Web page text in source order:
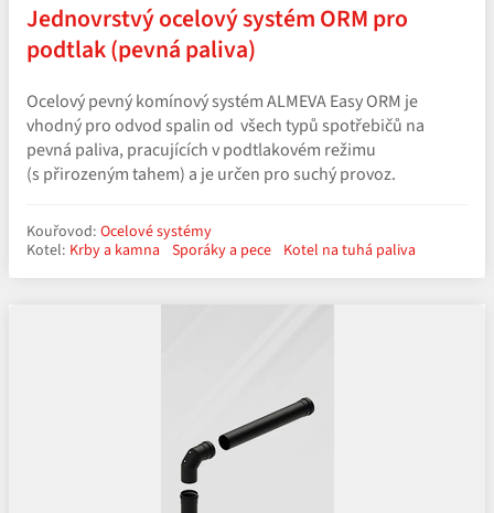
Jednovrstvý ocelový systém ORM pro
podtlak (pevná paliva)
Ocelový pevný komínový systém ALMEVA Easy ORM je
vhodný pro odvod spalin od všech typů spotřebičů na
pevná paliva, pracujících v podtlakovém režimu
(s přirozeným tahem) a je určen pro suchý provoz.
Kouřovod: Ocelové systémy
Kotel: Krby a kamna Sporáky a pece Kotel na tuhá paliva